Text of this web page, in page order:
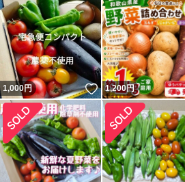
1,000円 いいね！
1,200円